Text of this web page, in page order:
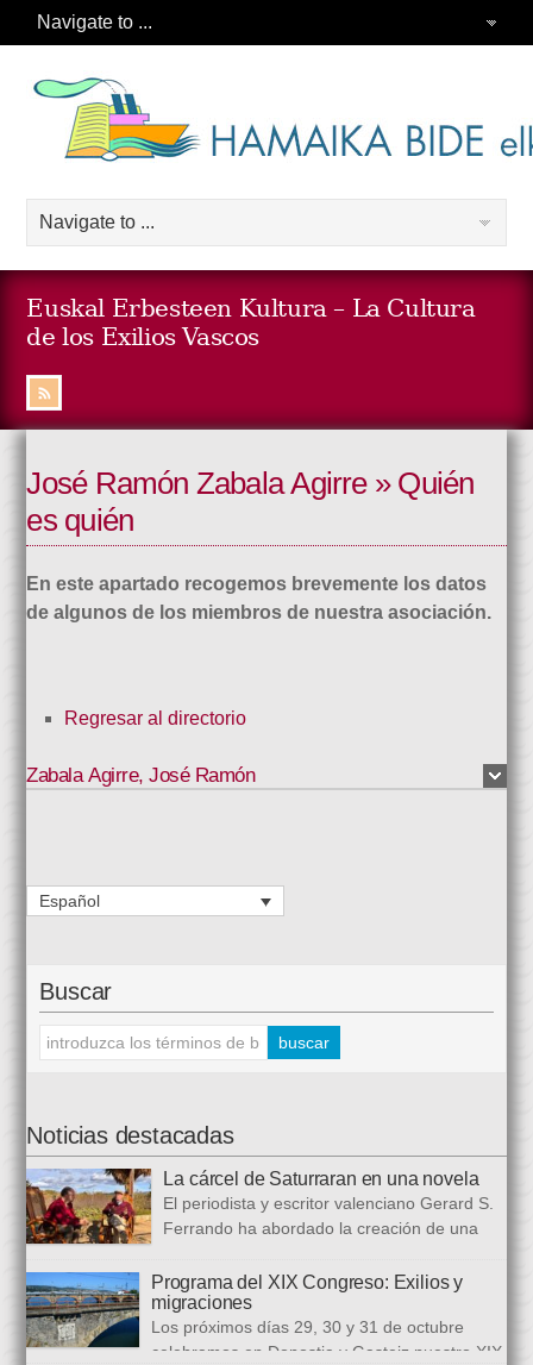
Euskal Erbesteen Kultura – La Cultura
de los Exilios Vascos
José Ramón Zabala Agirre » Quién
es quién
En este apartado recogemos brevemente los datos
de algunos de los miembros de nuestra asociación.
Regresar al directorio
Zabala Agirre,José Ramón
Español
Buscar
Noticias destacadas
La cárcel de Saturraran en una novela
El periodista y escritor valenciano Gerard S.
Ferrando ha abordado la creación de una
realidad actual, con numerosas referencias al pasado. El ciclo
se inició en 2024 con Cariño, soy un iai@flauta, continuó en
2025 con Los abrazos aplazados y finalizará con Las
ausencias que heredamos, directamente ligada […]
Programa del XIX Congreso: Exilios y
migraciones
Los próximos días 29, 30 y 31 de octubre
celebramos en Donostia y Gasteiz nuestro XIX